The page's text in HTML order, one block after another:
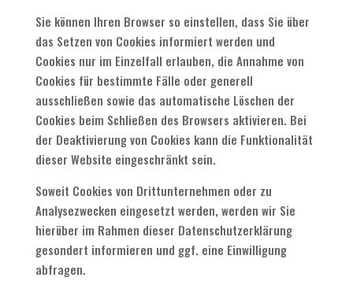
Sie können Ihren Browser so einstellen, dass Sie über
das Setzen von Cookies informiert werden und
Cookies nur im Einzelfall erlauben, die Annahme von
Cookies für bestimmte Fälle oder generell
ausschließen sowie das automatische Löschen der
Cookies beim Schließen des Browsers aktivieren. Bei
der Deaktivierung von Cookies kann die Funktionalität
dieser Website eingeschränkt sein.
Soweit Cookies von Drittunternehmen oder zu
Analysezwecken eingesetzt werden, werden wir Sie
hierüber im Rahmen dieser Datenschutzerklärung
gesondert informieren und ggf. eine Einwilligung
abfragen.